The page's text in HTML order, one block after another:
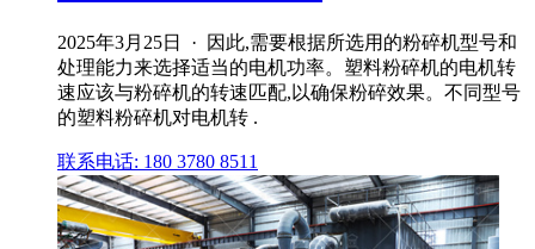
2025年3月25日 · 因此,需要根据所选用的粉碎机型号和
处理能力来选择适当的电机功率。塑料粉碎机的电机转
速应该与粉碎机的转速匹配,以确保粉碎效果。不同型号
的塑料粉碎机对电机转 .
联系电话: 180 3780 8511